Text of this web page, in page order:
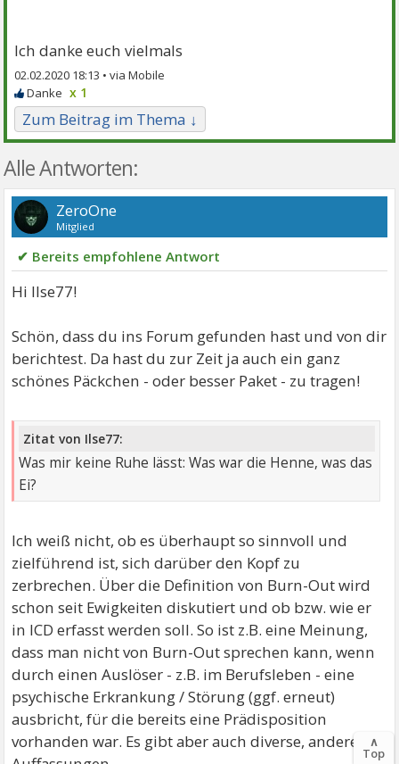
Ich danke euch vielmals
02.02.2020 18:13 •
x 1
Zum Beitrag im Thema ↓
Alle Antworten:
ZeroOne
Mitglied
✔ Bereits empfohlene Antwort
Hi Ilse77!
Schön, dass du ins Forum gefunden hast und von dir
berichtest. Da hast du zur Zeit ja auch ein ganz
schönes Päckchen - oder besser Paket - zu tragen!
Zitat von Ilse77:
Was mir keine Ruhe lässt: Was war die Henne, was das
Ei?
Ich weiß nicht, ob es überhaupt so sinnvoll und
zielführend ist, sich darüber den Kopf zu
zerbrechen. Über die Definition von Burn-Out wird
schon seit Ewigkeiten diskutiert und ob bzw. wie er
in ICD erfasst werden soll. So ist z.B. eine Meinung,
dass man nicht von Burn-Out sprechen kann, wenn
durch einen Auslöser - z.B. im Berufsleben - eine
psychische Erkrankung / Störung (ggf. erneut)
ausbricht, für die bereits eine Prädisposition
vorhanden war. Es gibt aber auch diverse, andere
∧
Top